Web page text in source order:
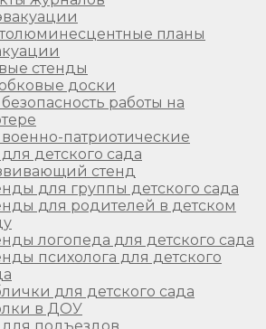
планы
стенды
доски
работы на
патриотические
детского сада
стенд
для группы детского сада
для родителей в детском
логопеда для детского сада
психолога для детского
для детского сада
в ДОУ